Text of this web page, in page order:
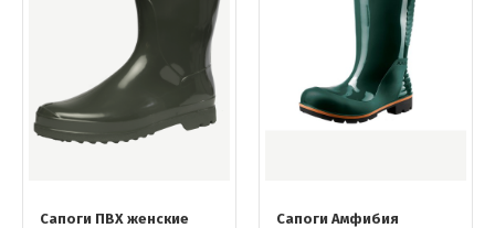
Сапоги ПВХ женские
Сапоги Амфибия